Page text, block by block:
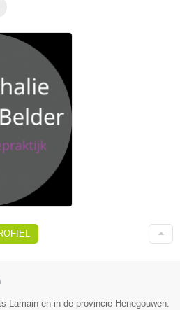
Lamain en in de provincie Henegouwen.